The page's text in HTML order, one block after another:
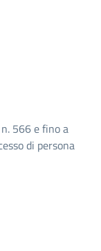
566 e fino a
di persona